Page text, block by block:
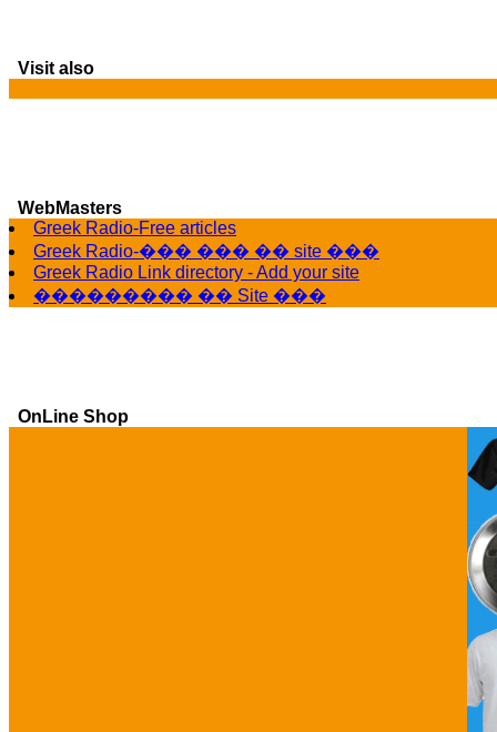
Visit also
WebMasters
Greek Radio-Free articles
Greek Radio-��� ��� �� site ���
Greek Radio Link directory - Add your site
��������� �� Site ���
OnLine Shop